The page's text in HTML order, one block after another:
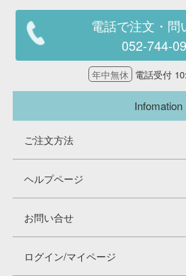
電話で注文・問
052-744-
年中無休 電話受付
Infomation
ご注文方法
ヘルプページ
お問い合せ
ログイン/マイページ